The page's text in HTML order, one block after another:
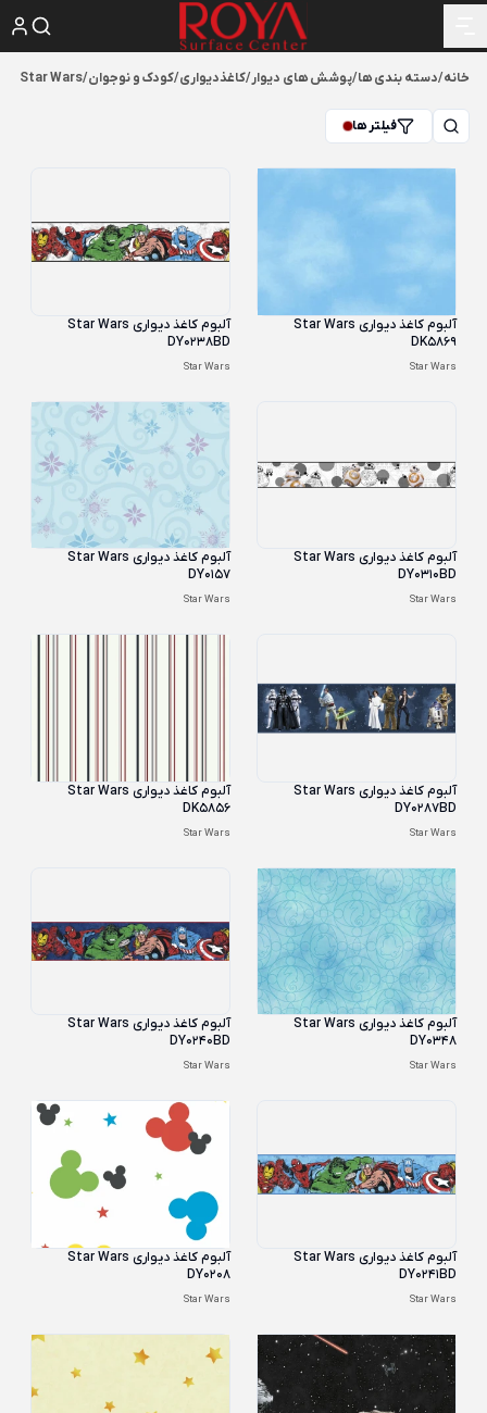
خانه/دسته بندی ها/پوشش های دیوار/کاغذدیواری/کودک و نوجوان/
Star Wars
فیلتر ها
آلبوم کاغذ دیواری Star Wars
DK5869
Star Wars
آلبوم کاغذ دیواری Star Wars
DY0238BD
Star Wars
آلبوم کاغذ دیواری Star Wars
DY0310BD
Star Wars
آلبوم کاغذ دیواری Star Wars
DY0157
Star Wars
آلبوم کاغذ دیواری Star Wars
DY0287BD
Star Wars
آلبوم کاغذ دیواری Star Wars
DK5856
Star Wars
آلبوم کاغذ دیواری Star Wars
DY0348
Star Wars
آلبوم کاغذ دیواری Star Wars
DY0240BD
Star Wars
آلبوم کاغذ دیواری Star Wars
DY0241BD
Star Wars
آلبوم کاغذ دیواری Star Wars
DY0208
Star Wars